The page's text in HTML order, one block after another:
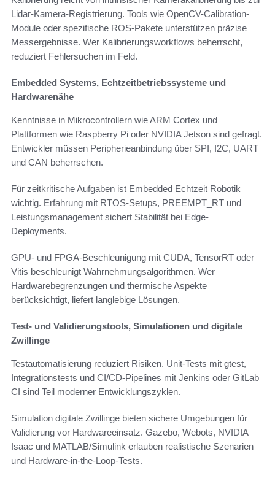
Lidar-Kamera-Registrierung. Tools wie OpenCV-Calibration-
Module oder spezifische ROS-Pakete unterstützen präzise
Messergebnisse. Wer Kalibrierungsworkflows beherrscht,
reduziert Fehlersuchen im Feld.
Embedded Systems, Echtzeitbetriebssysteme und
Hardwarenähe
Kenntnisse in Mikrocontrollern wie ARM Cortex und
Plattformen wie Raspberry Pi oder NVIDIA Jetson sind gefragt.
Entwickler müssen Peripherieanbindung über SPI, I2C, UART
und CAN beherrschen.
Für zeitkritische Aufgaben ist Embedded Echtzeit Robotik
wichtig. Erfahrung mit RTOS-Setups, PREEMPT_RT und
Leistungsmanagement sichert Stabilität bei Edge-
Deployments.
GPU- und FPGA-Beschleunigung mit CUDA, TensorRT oder
Vitis beschleunigt Wahrnehmungsalgorithmen. Wer
Hardwarebegrenzungen und thermische Aspekte
berücksichtigt, liefert langlebige Lösungen.
Test- und Validierungstools, Simulationen und digitale
Zwillinge
Testautomatisierung reduziert Risiken. Unit-Tests mit gtest,
Integrationstests und CI/CD-Pipelines mit Jenkins oder GitLab
CI sind Teil moderner Entwicklungszyklen.
Simulation digitale Zwillinge bieten sichere Umgebungen für
Validierung vor Hardwareeinsatz. Gazebo, Webots, NVIDIA
Isaac und MATLAB/Simulink erlauben realistische Szenarien
und Hardware-in-the-Loop-Tests.